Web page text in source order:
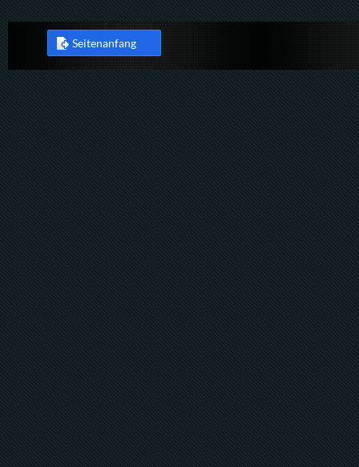
Seitenanfang